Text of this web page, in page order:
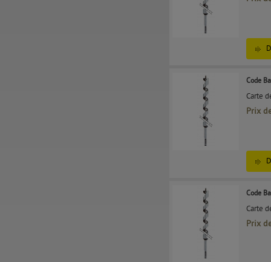
Code
Carte
Prix
Code
Carte
Prix